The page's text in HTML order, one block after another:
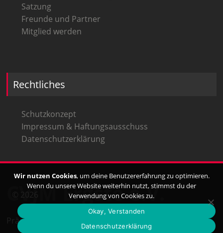
Satzung
Freunde und Partner
Mitglied werden
Rechtliches
Schutzkonzept
Impressum & Haftungsausschuss
Datenschutzerklärung
CVJM Ergste e.V.
Präsentiert von
Wir nutzen Cookies, um deine Benutzererfahrung zu optimieren.
Wenn du unsere Website weiterhin nutzt, stimmst du der
Verwendung von Cookies zu.
Okay, Verstanden
Datenschutzerklärung